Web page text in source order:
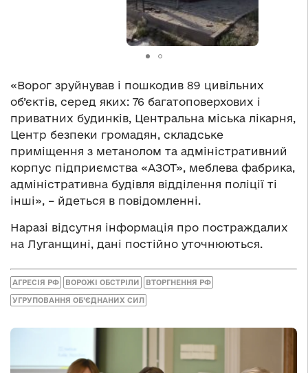
«Ворог зруйнував і пошкодив 89 цивільних
об’єктів, серед яких: 76 багатоповерхових і
приватних будинків, Центральна міська лікарня,
Центр безпеки громадян, складське
приміщення з метанолом та адміністративний
корпус підприємства «АЗОТ», меблева фабрика,
адміністративна будівля відділення поліції ті
інші», – йдеться в повідомленні.
Наразі відсутня інформація про постраждалих
на Луганщині, дані постійно уточнюються.
АГРЕСІЯ РФ ВОРОЖІ ОБСТРІЛИ ВТОРГНЕННЯ РФ
УГРУПОВАННЯ ОБ’ЄДНАНИХ СИЛ